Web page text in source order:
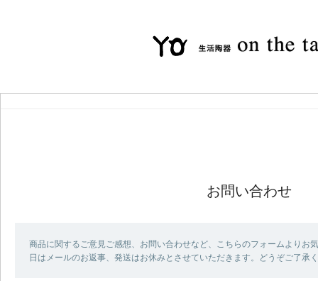
お問い合わせ
商品に関するご意見ご感想、お問い合わせなど、こちらのフォームよりお
日はメールのお返事、発送はお休みとさせていただきます。どうぞご了承